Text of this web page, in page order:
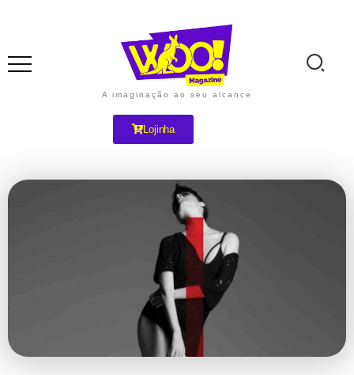
A imaginação ao seu alcance
Lojinha